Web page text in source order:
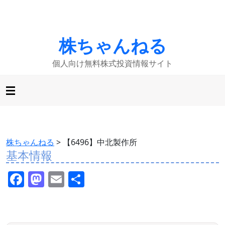
株ちゃんねる
個人向け無料株式投資情報サイト
株ちゃんねる > 【6496】中北製作所
基本情報
F M E